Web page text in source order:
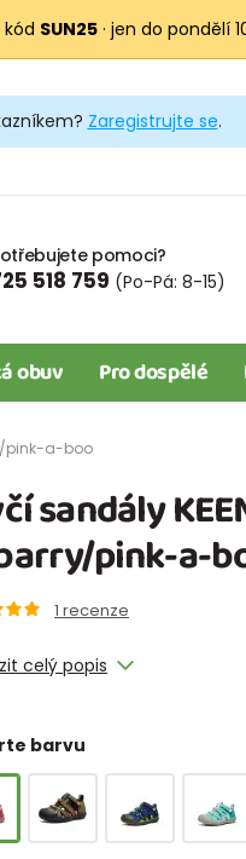
kód SUN25 · jen do pondělí
Zaregistrujte se.
pomoci?
518 759 (Po-Pá: 8-15)
obuv Pro dospělé
pink-a-boo
sandály
pink-a-
1 recenze
celý popis
barvu